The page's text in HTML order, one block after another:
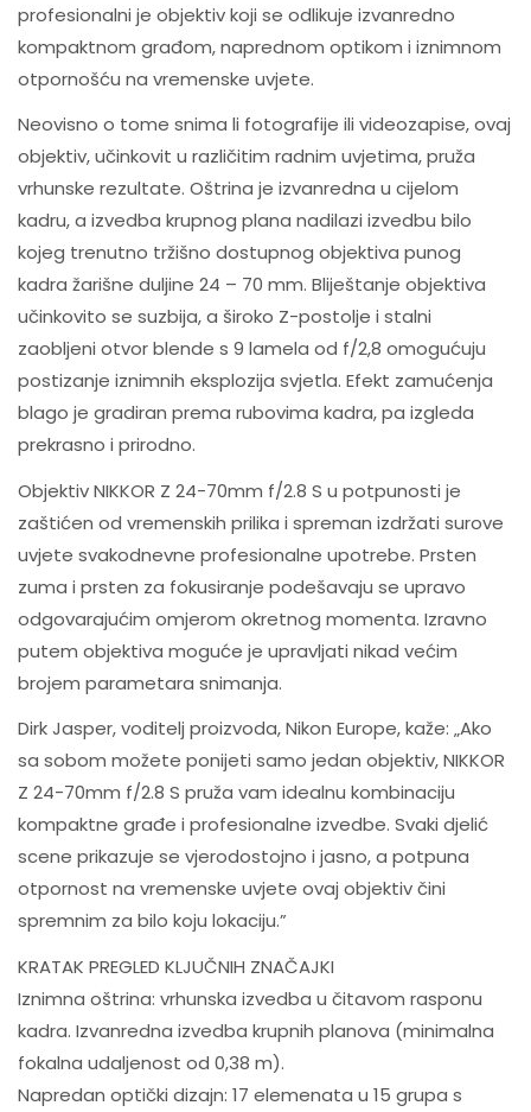
profesionalni je objektiv koji se odlikuje izvanredno
kompaktnom građom, naprednom optikom i iznimnom
otpornošću na vremenske uvjete.
Neovisno o tome snima li fotografije ili videozapise, ovaj
objektiv, učinkovit u različitim radnim uvjetima, pruža
vrhunske rezultate. Oštrina je izvanredna u cijelom
kadru, a izvedba krupnog plana nadilazi izvedbu bilo
kojeg trenutno tržišno dostupnog objektiva punog
kadra žarišne duljine 24 – 70 mm. Bliještanje objektiva
učinkovito se suzbija, a široko Z-postolje i stalni
zaobljeni otvor blende s 9 lamela od f/2,8 omogućuju
postizanje iznimnih eksplozija svjetla. Efekt zamućenja
blago je gradiran prema rubovima kadra, pa izgleda
prekrasno i prirodno.
Objektiv NIKKOR Z 24-70mm f/2.8 S u potpunosti je
zaštićen od vremenskih prilika i spreman izdržati surove
uvjete svakodnevne profesionalne upotrebe. Prsten
zuma i prsten za fokusiranje podešavaju se upravo
odgovarajućim omjerom okretnog momenta. Izravno
putem objektiva moguće je upravljati nikad većim
brojem parametara snimanja.
Dirk Jasper, voditelj proizvoda, Nikon Europe, kaže: „Ako
sa sobom možete ponijeti samo jedan objektiv, NIKKOR
Z 24-70mm f/2.8 S pruža vam idealnu kombinaciju
kompaktne građe i profesionalne izvedbe. Svaki djelić
scene prikazuje se vjerodostojno i jasno, a potpuna
otpornost na vremenske uvjete ovaj objektiv čini
spremnim za bilo koju lokaciju.”
KRATAK PREGLED KLJUČNIH ZNAČAJKI
Iznimna oštrina: vrhunska izvedba u čitavom rasponu
kadra. Izvanredna izvedba krupnih planova (minimalna
fokalna udaljenost od 0,38 m).
Napredan optički dizajn: 17 elemenata u 15 grupa s